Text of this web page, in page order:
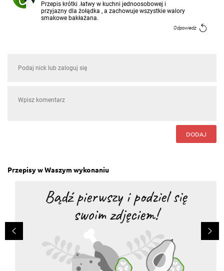
Przepis krótki .łatwy w kuchni jednoosobowej i
przyjazny dla żołądka , a zachowuje wszystkie walory
smakowe bakłażana.
Odpowiedz
DODAJ
Przepisy w Waszym wykonaniu